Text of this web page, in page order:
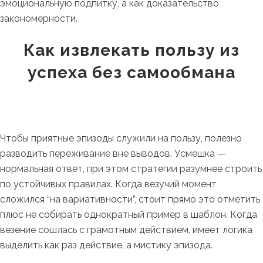
эмоциональную подпитку, а как доказательство
закономерности.
Как извлекать пользу из
успеха без самообмана
Чтобы приятные эпизоды служили на пользу, полезно
разводить переживание вне выводов. Усмешка —
нормальная ответ, при этом стратегии разумнее строить
по устойчивых правилах. Когда везучий момент
сложился “на вариативности”, стоит прямо это отметить
плюс не собирать однократный пример в шаблон. Когда
везение сошлась с грамотным действием, имеет логика
выделить как раз действие, а мистику эпизода.